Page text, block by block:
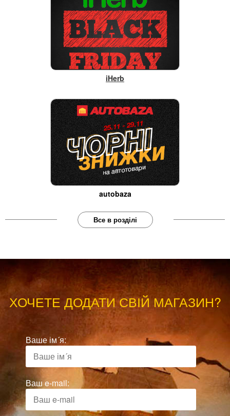
iHerb
autobaza
Все в розділі
ХОЧЕТЕ ДОДАТИ СВІЙ МАГАЗИН?
Ваше ім´я:
Ваш e-mail: